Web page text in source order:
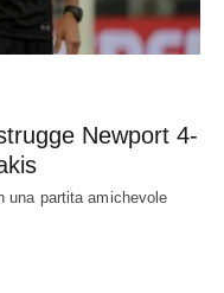
Newport 4-
una partita amichevole